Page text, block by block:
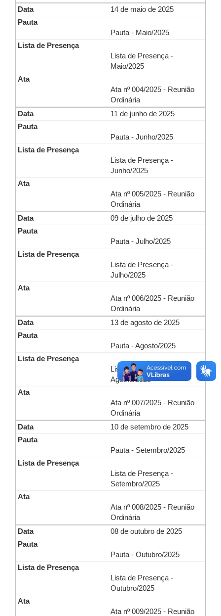
14 de maio de 2025
Pauta - Maio/2025
Lista de Presença -
Maio/2025
Ata nº 004/2025 - Reunião
Ordinária
11 de junho de 2025
Pauta - Junho/2025
Lista de Presença -
Junho/2025
Ata nº 005/2025 - Reunião
Ordinária
09 de julho de 2025
Pauta - Julho/2025
Lista de Presença -
Julho/2025
Ata nº 006/2025 - Reunião
Ordinária
13 de agosto de 2025
Pauta - Agosto/2025
Lista de Presença -
Agosto/2025
Ata nº 007/2025 - Reunião
Ordinária
10 de setembro de 2025
Pauta - Setembro/2025
Lista de Presença -
Setembro/2025
Ata nº 008/2025 - Reunião
Ordinária
08 de outubro de 2025
Pauta - Outubro/2025
Lista de Presença -
Outubro/2025
Ata nº 009/2025 - Reunião